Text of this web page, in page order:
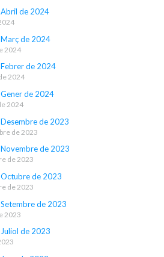
de 2024
de 2024
2024
de 2024
2024
de 2024
2024
de 2023
de 2023
de 2023
de 2023
de 2023
de 2023
de 2023
2023
de 2023